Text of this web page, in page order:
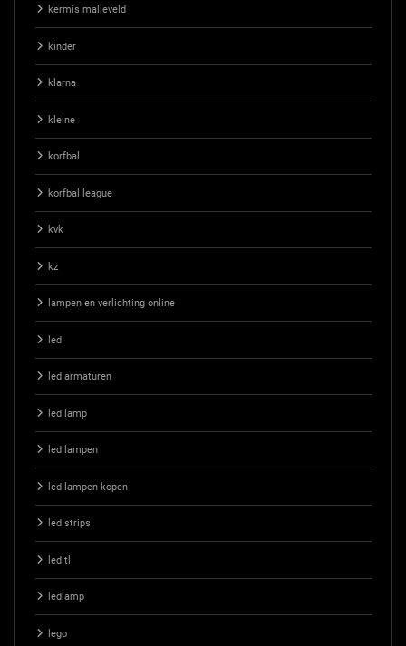
kermis malieveld
kinder
klarna
kleine
korfbal
korfbal league
kvk
kz
lampen en verlichting online
led
led armaturen
led lamp
led lampen
led lampen kopen
led strips
led tl
ledlamp
lego